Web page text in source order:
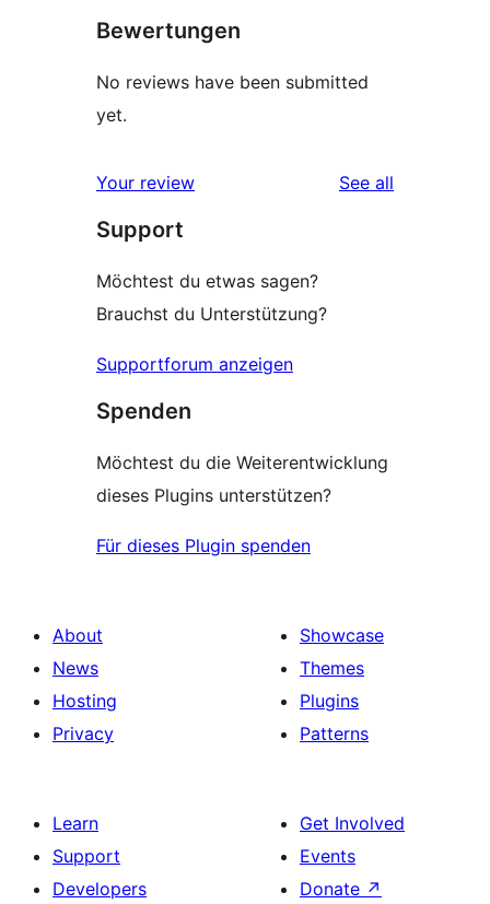
Bewertungen
No reviews have been submitted
yet.
Your review See all
Support
Möchtest du etwas sagen?
Brauchst du Unterstützung?
Supportforum anzeigen
Spenden
Möchtest du die Weiterentwicklung
dieses Plugins unterstützen?
Für dieses Plugin spenden
About
News
Hosting
Privacy
Showcase
Themes
Plugins
Patterns
Learn
Support
Developers
Get Involved
Events
Donate ↗